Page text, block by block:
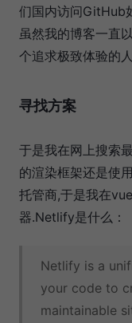
们国内访问GitHub
虽然我的博客一直
个追求极致体验的
寻找方案
于是我在网上搜索
的渲染框架还是使用
托管商,于是我在
器.Netlify是什么：
Netlify is a
your code to
maintainable